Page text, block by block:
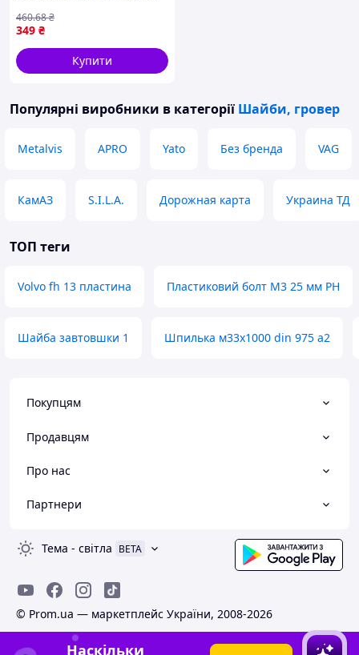
шт для ремонту механізмів
фіксація детале FIR41_R
349 ₴
460.68₴
Купити
Популярні виробники в категорії Шайби, гровер
Metalvis APRO Yato Без бренда VAG
КамАЗ S.I.L.A. Дорожная карта Украина ТД
ТОП теги
Volvo fh 13 пластина Пластиковий болт M3 25 мм PH
Шайба завтовшки 1 Шпилька м33х1000 din 975 а2
Покупцям
Продавцям
Про нас
Партнери
Тема - світла BETA
© Prom.ua — маркетплейс України, 2008-2026
Наскільки